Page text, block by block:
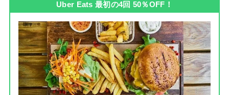
Uber Eats 最初の4回 50％OFF！